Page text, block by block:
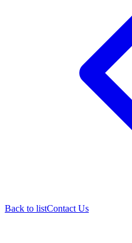
Back to listContact Us